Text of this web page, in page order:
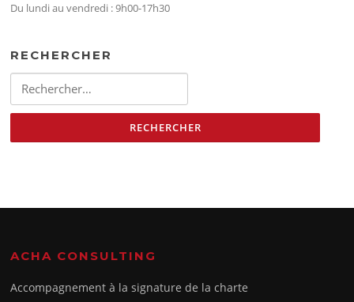
Du lundi au vendredi : 9h00-17h30
RECHERCHER
ACHA CONSULTING
Accompagnement à la signature de la charte